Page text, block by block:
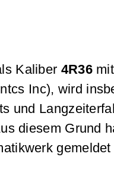
Kaliber 4R36mit
Inc), wird
und
diesem Grund